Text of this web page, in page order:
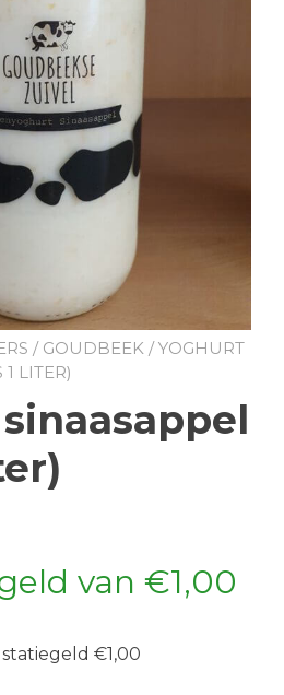
/ GOUDBEEK / YOGHURT
LITER)
van €1,00
€1,00